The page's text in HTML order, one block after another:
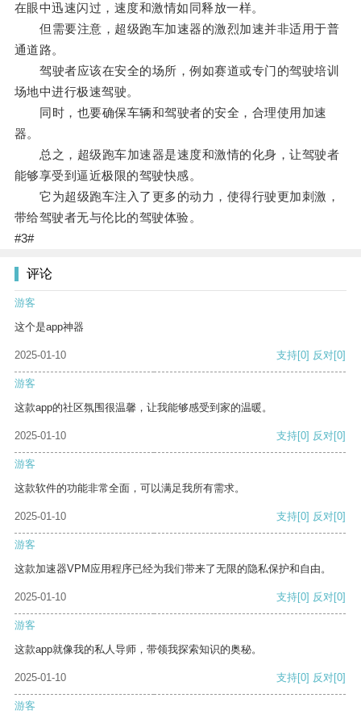
在眼中迅速闪过，速度和激情如同释放一样。
但需要注意，超级跑车加速器的激烈加速并非适用于普
通道路。
驾驶者应该在安全的场所，例如赛道或专门的驾驶培训
场地中进行极速驾驶。
同时，也要确保车辆和驾驶者的安全，合理使用加速
器。
总之，超级跑车加速器是速度和激情的化身，让驾驶者
能够享受到逼近极限的驾驶快感。
它为超级跑车注入了更多的动力，使得行驶更加刺激，
带给驾驶者无与伦比的驾驶体验。
#3#
评论
游客
这个是app神器
2025-01-10 支持[0] 反对[0]
游客
这款app的社区氛围很温馨，让我能够感受到家的温暖。
2025-01-10 支持[0] 反对[0]
游客
这款软件的功能非常全面，可以满足我所有需求。
2025-01-10 支持[0] 反对[0]
游客
这款加速器VPM应用程序已经为我们带来了无限的隐私保护和自由。
2025-01-10 支持[0] 反对[0]
游客
这款app就像我的私人导师，带领我探索知识的奥秘。
2025-01-10 支持[0] 反对[0]
游客